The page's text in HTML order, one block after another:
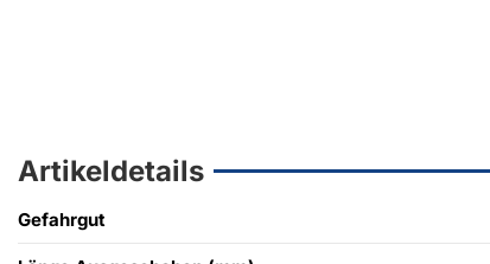
Artikeldetails
Gefahrgut